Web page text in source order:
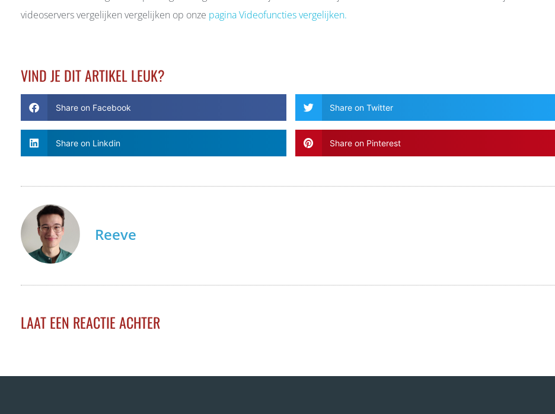
videoservers vergelijken vergelijken op onze pagina Videofuncties vergelijken.
VIND JE DIT ARTIKEL LEUK?
Share on Facebook Share on Twitter
Share on Linkdin Share on Pinterest
Reeve
LAAT EEN REACTIE ACHTER